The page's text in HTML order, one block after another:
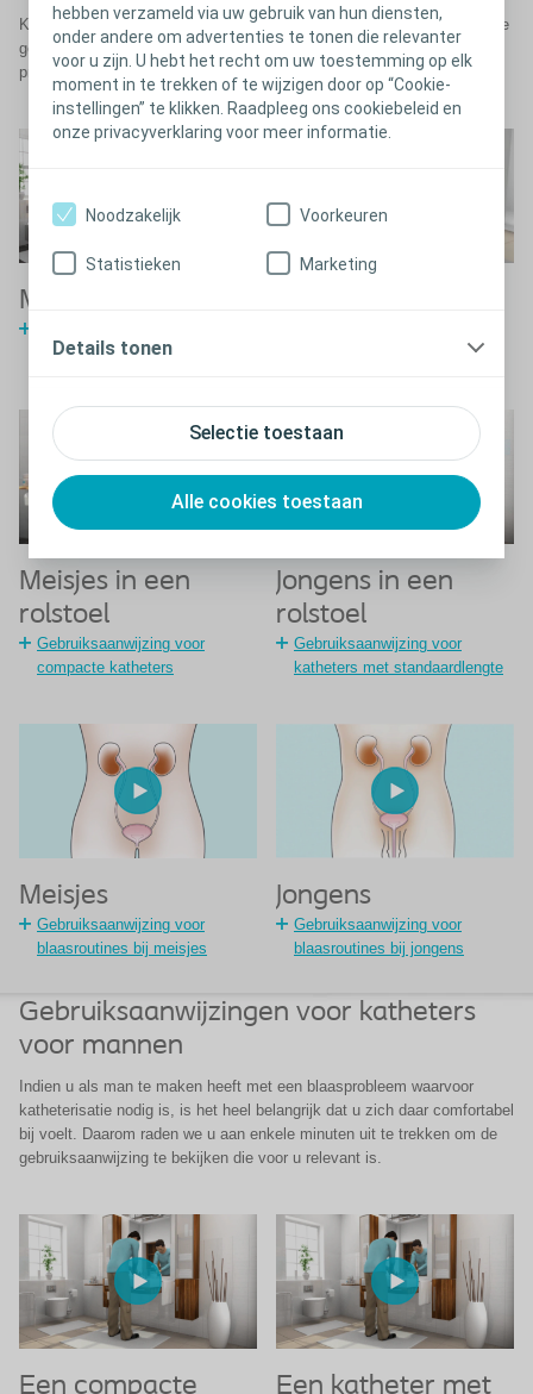
hebben verzameld via uw gebruik van hun diensten,
onder andere om advertenties te tonen die relevanter
voor u zijn. U hebt het recht om uw toestemming op elk
moment in te trekken of te wijzigen door op “Cookie-
instellingen” te klikken. Raadpleeg ons cookiebeleid en
onze privacyverklaring voor meer informatie.
Selectie toestaan
Alle cookies toestaan
Noodzakelijk Voorkeuren
Statistieken Marketing
Details tonen
Katheterisatie bij kinderen is altijd een gevoelige kwestie. Gebruik deze
gebruiksaanwijzingen om uw kind vertrouwd te helpen maken met het
proces, en het te leren hoe het moet katheteriseren.
Meisjes
compacte katheters
katheters met standaardlengte
Meisjes in een
rolstoel
Gebruiksaanwijzing voor
compacte katheters
Jongens in een
rolstoel
Gebruiksaanwijzing voor
katheters met standaardlengte
Meisjes
Gebruiksaanwijzing voor
blaasroutines bij meisjes
Jongens
Gebruiksaanwijzing voor
blaasroutines bij jongens
Gebruiksaanwijzingen voor katheters
voor mannen
Indien u als man te maken heeft met een blaasprobleem waarvoor
katheterisatie nodig is, is het heel belangrijk dat u zich daar comfortabel
bij voelt. Daarom raden we u aan enkele minuten uit te trekken om de
gebruiksaanwijzing te bekijken die voor u relevant is.
Een compacte Een katheter met